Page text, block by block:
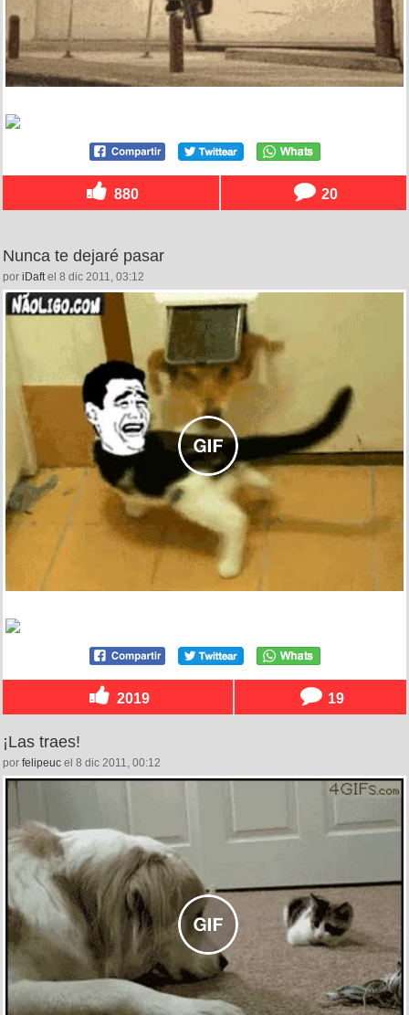
880 20
Nunca te dejaré pasar
por iDaftel 8 dic 2011, 03:12
2019 19
¡Las traes!
por felipeuc el 8 dic 2011, 00:12